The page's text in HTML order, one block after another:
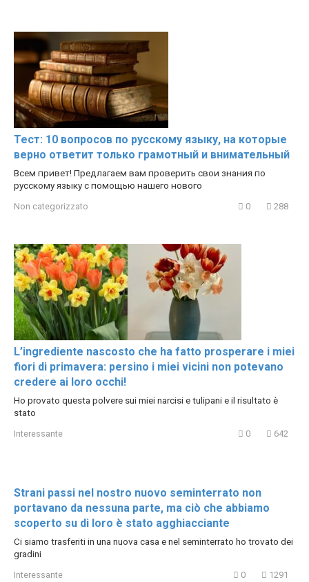
Тест: 10 вопросов по русскому языку, на которые
верно ответит только грамотный и внимательный
Всем привет! Предлагаем вам проверить свои знания по
русскому языку с помощью нашего нового
Non categorizzato 0 288
L’ingrediente nascosto che ha fatto prosperare i miei
fiori di primavera: persino i miei vicini non potevano
credere ai loro occhi!
Ho provato questa polvere sui miei narcisi e tulipani e il risultato è
stato
Interessante 0 642
Strani passi nel nostro nuovo seminterrato non
portavano da nessuna parte, ma ciò che abbiamo
scoperto su di loro è stato agghiacciante
Ci siamo trasferiti in una nuova casa e nel seminterrato ho trovato dei
gradini
Interessante 0 1291